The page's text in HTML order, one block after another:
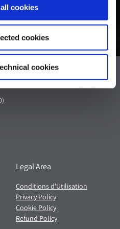
cookies
cookies
cookies
Legal Area
Conditions d'Utilisation
Privacy Policy
Cookie Policy
Refund Policy